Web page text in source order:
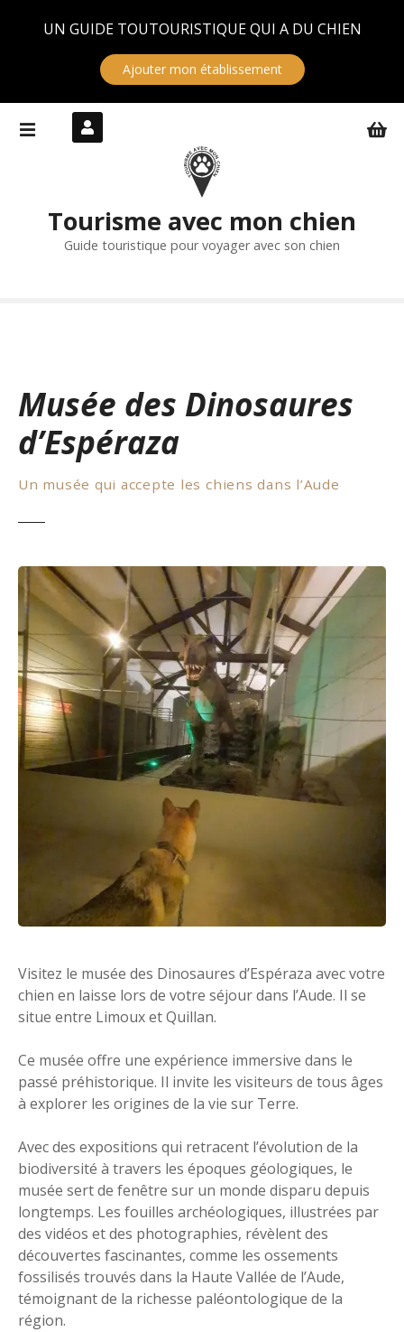
UN GUIDE TOUTOURISTIQUE QUI A DU CHIEN
Ajouter mon établissement
Tourisme avec mon chien
Guide touristique pour voyager avec son chien
Musée des Dinosaures
d’Espéraza
Un musée qui accepte les chiens dans l’Aude
Visitez le musée des Dinosaures d’Espéraza avec votre
chien en laisse lors de votre séjour dans l’Aude. Il se
situe entre Limoux et Quillan.
Ce musée offre une expérience immersive dans le
passé préhistorique. Il invite les visiteurs de tous âges
à explorer les origines de la vie sur Terre.
Avec des expositions qui retracent l’évolution de la
biodiversité à travers les époques géologiques, le
musée sert de fenêtre sur un monde disparu depuis
longtemps. Les fouilles archéologiques, illustrées par
des vidéos et des photographies, révèlent des
découvertes fascinantes, comme les ossements
fossilisés trouvés dans la Haute Vallée de l’Aude,
témoignant de la richesse paléontologique de la
région.